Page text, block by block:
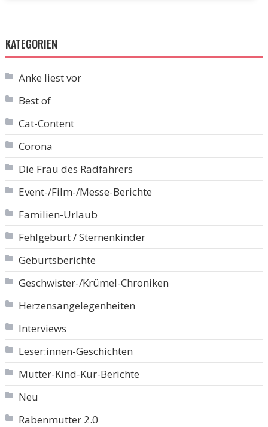
KATEGORIEN
Anke liest vor
Best of
Cat-Content
Corona
Die Frau des Radfahrers
Event-/Film-/Messe-Berichte
Familien-Urlaub
Fehlgeburt / Sternenkinder
Geburtsberichte
Geschwister-/Krümel-Chroniken
Herzensangelegenheiten
Interviews
Leser:innen-Geschichten
Mutter-Kind-Kur-Berichte
Neu
Rabenmutter 2.0